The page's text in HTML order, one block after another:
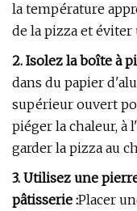
la température
de la pizza et
2. Isolez la boîte à
dans du papier
supérieur ouvert
piéger la chaleur, à
garder la pizza au
3. Utilisez une
pâtisserie :Placer